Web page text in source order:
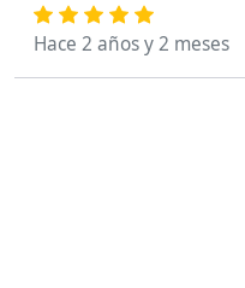
Hace 2 años y 2 meses